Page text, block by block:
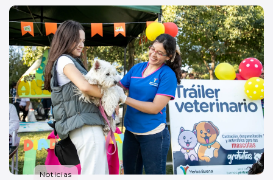
Noticias